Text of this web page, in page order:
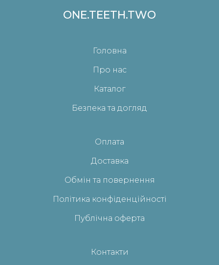
ONE.TEETH.TWO
Головна
Про нас
Каталог
Безпека та догляд
Оплата
Доставка
Обмін та повернення
Політика конфіденційності
Публічна оферта
Контакти